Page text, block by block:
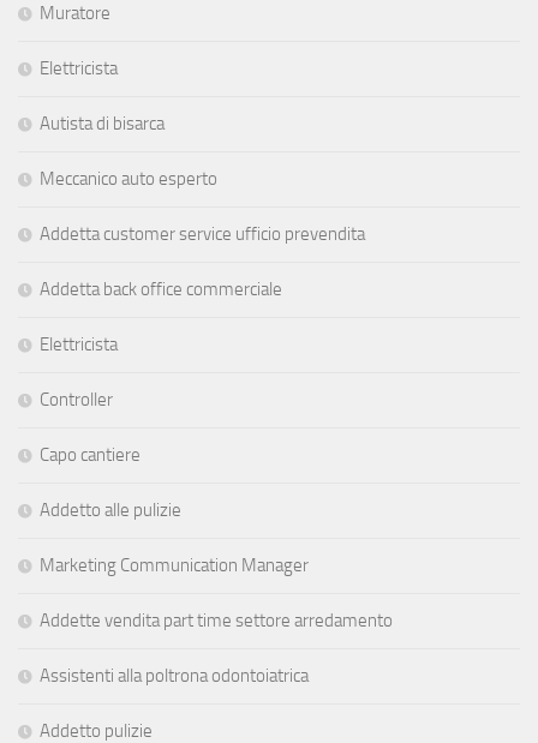
Muratore
Elettricista
Autista di bisarca
Meccanico auto esperto
Addetta customer service ufficio prevendita
Addetta back office commerciale
Elettricista
Controller
Capo cantiere
Addetto alle pulizie
Marketing Communication Manager
Addette vendita part time settore arredamento
Assistenti alla poltrona odontoiatrica
Addetto pulizie